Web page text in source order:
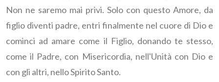
Non ne saremo mai privi. Solo con questo Amore, da
figlio diventi padre, entri finalmente nel cuore di Dio e
cominci ad amare come il Figlio, donando te stesso,
come il Padre, con Misericordia, nell'Unità con Dio e
con gli altri, nello Spirito Santo.